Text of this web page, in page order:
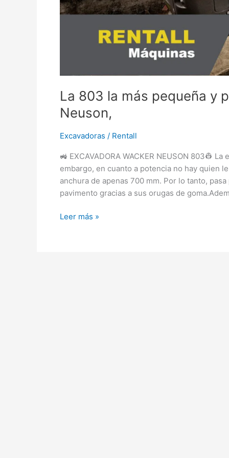
La 803 la más pequeña y
Neuson,
Excavadoras / Rentall
🚜 EXCAVADORA WACKER NEUSON 803👷
embargo, en cuanto a potencia no hay quien
anchura de apenas 700 mm. Por lo tanto,
pavimento gracias a sus orugas de
Leer más »